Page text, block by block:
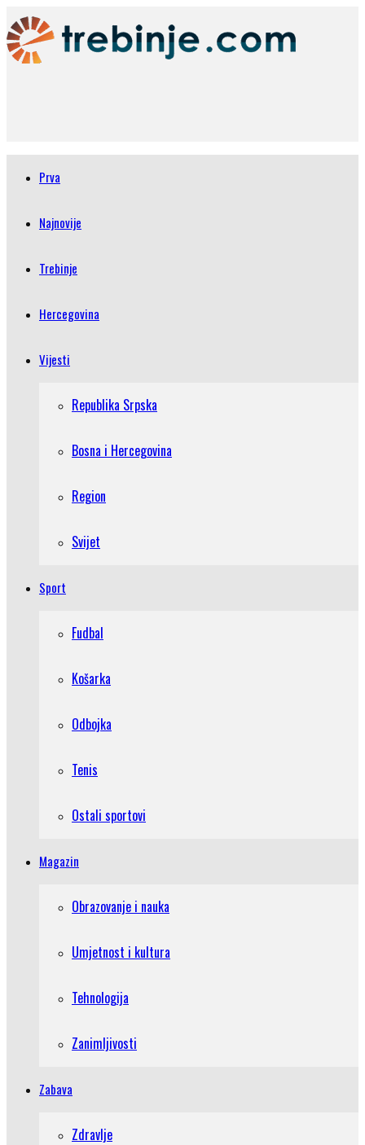
Prva
Najnovije
Trebinje
Hercegovina
Vijesti
Republika Srpska
Bosna i Hercegovina
Region
Svijet
Sport
Fudbal
Košarka
Odbojka
Tenis
Ostali sportovi
Magazin
Obrazovanje i nauka
Umjetnost i kultura
Tehnologija
Zanimljivosti
Zabava
Zdravlje